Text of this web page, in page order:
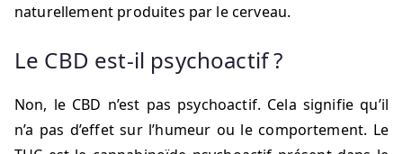
naturellement produites par le cerveau.
Le CBD est-il psychoactif ?
Non, le CBD n’est pas psychoactif. Cela signifie qu’il
n’a pas d’effet sur l’humeur ou le comportement. Le